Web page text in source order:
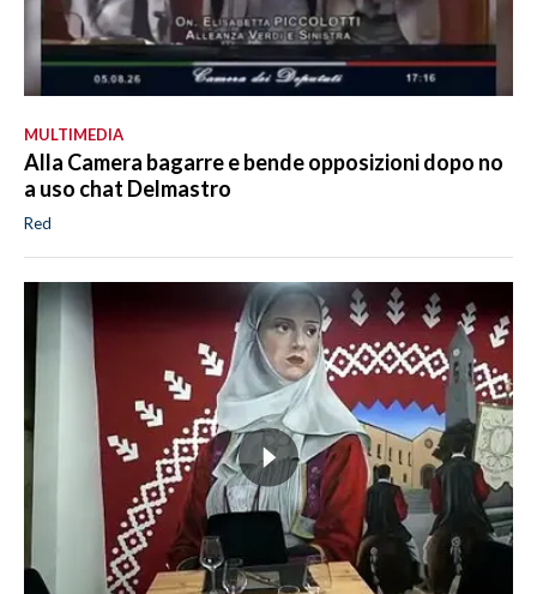
MULTIMEDIA
Alla Camera bagarre e bende opposizioni dopo no
a uso chat Delmastro
Red